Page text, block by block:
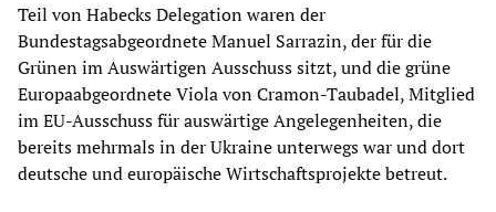
Teil von Habecks Delegation waren der
Bundestagsabgeordnete Manuel Sarrazin, der für die
Grünen im Auswärtigen Ausschuss sitzt, und die grüne
Europaabgeordnete Viola von Cramon-Taubadel, Mitglied
im EU-Ausschuss für auswärtige Angelegenheiten, die
bereits mehrmals in der Ukraine unterwegs war und dort
deutsche und europäische Wirtschaftsprojekte betreut.